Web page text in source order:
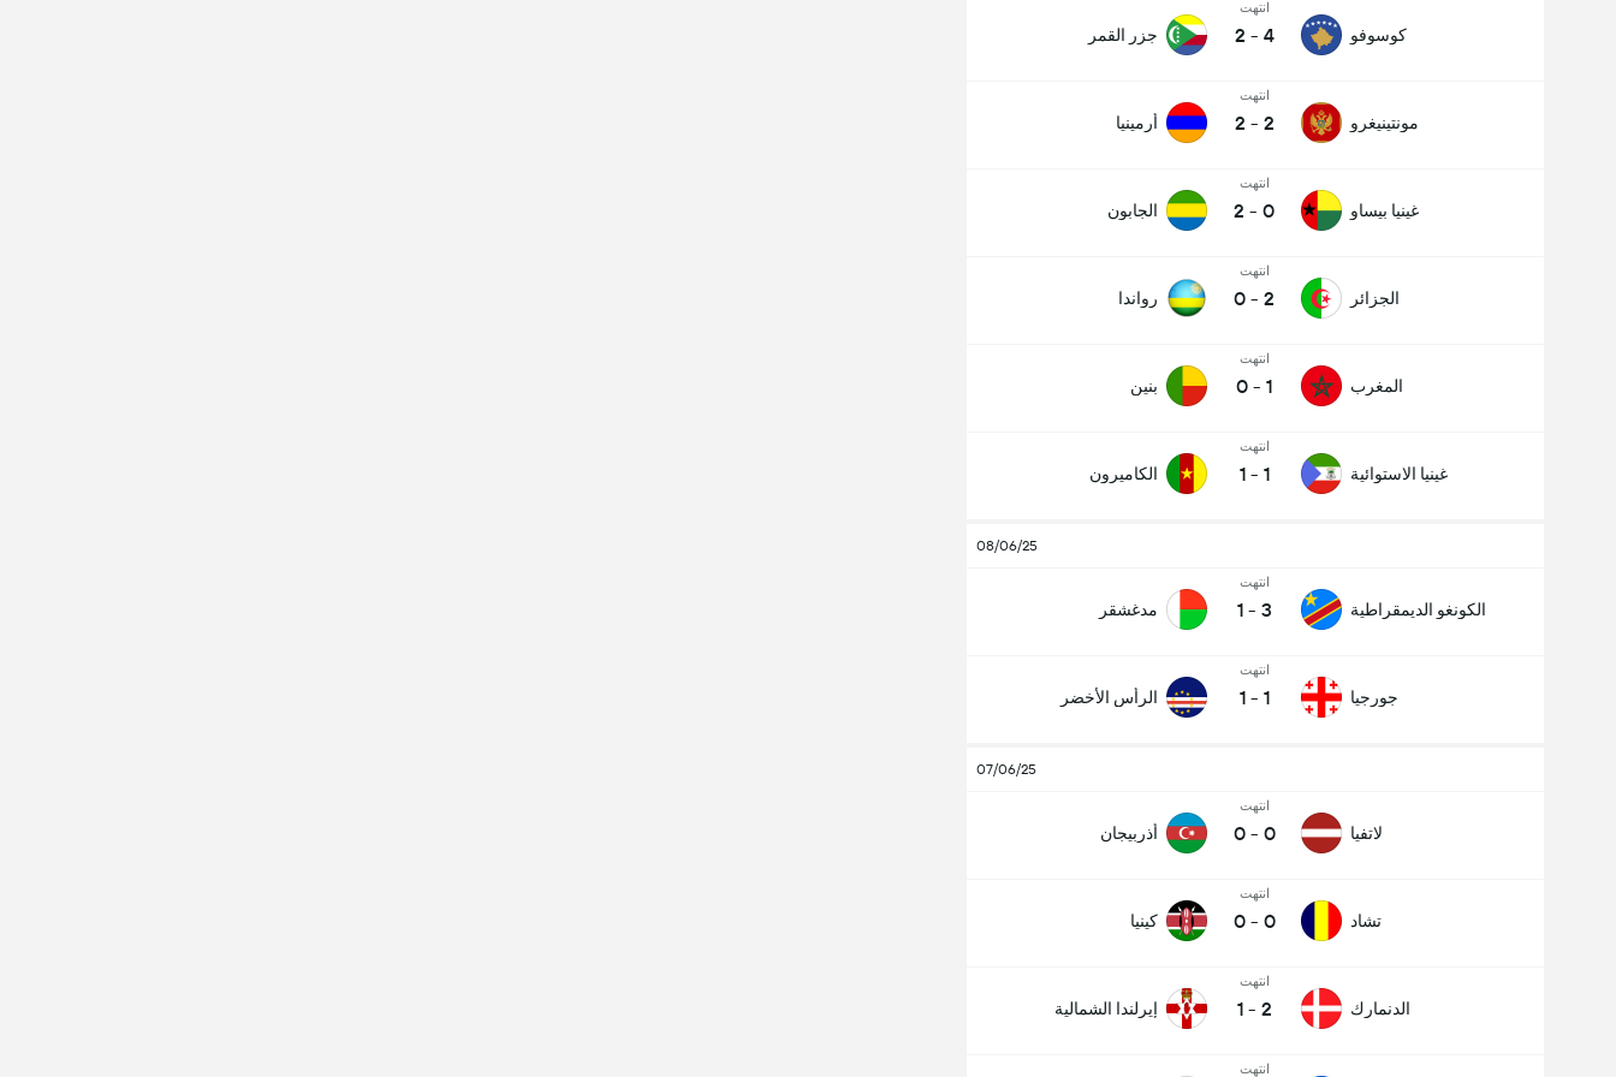
كوسوفو
انتهت
4
-
2 جزر القمر
مونتينيغرو
انتهت
2
-
2 أرمينيا
غينيا بيساو
انتهت
0
-
2 الجابون
الجزائر
انتهت
2
-
0 رواندا
المغرب
انتهت
1
-
0 بنين
غينيا الاستوائية
انتهت
1
-
1 الكاميرون
08/06/25
الكونغو الديمقراطية
انتهت
3
-
1 مدغشقر
جورجيا
انتهت
1
-
1 الرأس الأخضر
07/06/25
لاتفيا
انتهت
0
-
0 أذربيجان
تشاد
انتهت
0
-
0 كينيا
الدنمارك
انتهت
2
-
1 إيرلندا الشمالية
انتهت